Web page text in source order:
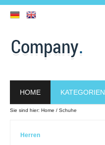
HOME KATEGORIEN
Sie sind hier: Home Schuhe
Herren